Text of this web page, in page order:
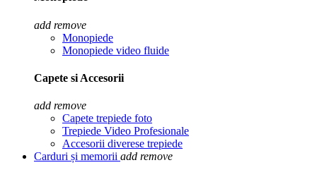
add remove
Monopiede
Monopiede video fluide
Capete si Accesorii
add remove
Capete trepiede foto
Trepiede Video Profesionale
Accesorii diverese trepiede
Carduri și memorii add remove